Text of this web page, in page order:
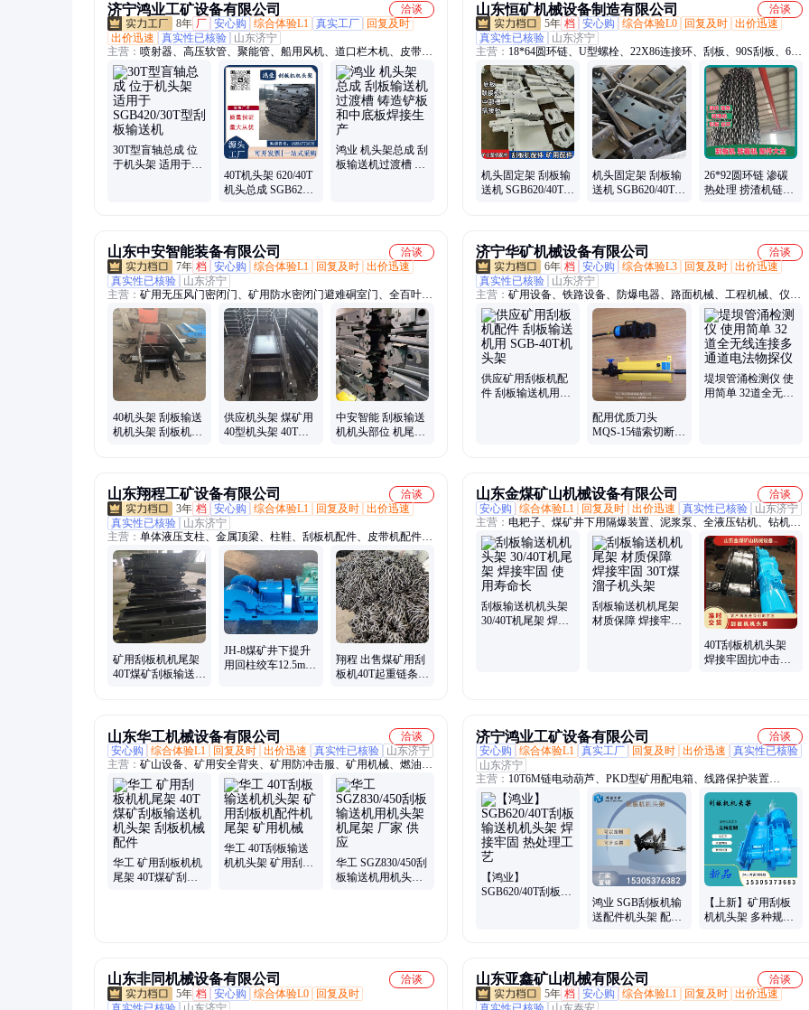
济宁鸿业工矿设备有限公司
洽谈
8年 厂 安心购 综合体验L1 真实工厂
回复及时
出价迅速
真实性已核验
山东济宁
主营： 喷射器、高压软管、聚能管、船用风机、道口栏木机、皮带硫
化机、电动卷扬机、翻车机、拆缸机、洗靴机、裤管风机、速凝剂、
气浮搬运车、螺旋千斤顶、手拉葫芦、牵引绞索、矿用风门、树篦
子、临时支护、叉车吊、链轮组件、矿用密闭门、电动搬运坦克车、
矿车轮对、搬运气垫
30T型盲轴总成 位
于机头架 适用于
40T机头架 620/40T
机头总成 SGB620
鸿业 机头架总成 刮
板输送机过渡槽 铸
山东恒矿机械设备制造有限公司
洽谈
5年 档 安心购 综合体验L0 回复及时 出价迅速
真实性已核验
山东济宁
主营： 18*64圆环链、U型螺栓、22X86连接环、刮板、90S刮板、630
刮板、牛角刮板、钻注一体机、YGZ90凿岩机、哑铃销、E型螺栓、
销轨、40T链条、圆钻杆、刻槽钻杆、钻头、截齿、齿座、齿套、矿
用横梁、锯齿环、液压油缸、麻花钻杆、链轮组件、中部槽
机头固定架 刮板输
送机 SGB620/40T配
机头固定架 刮板输
送机 SGB620/40T配
26*92圆环链 渗碳
热处理 捞渣机链条
山东中安智能装备有限公司
洽谈
7年 档 安心购 综合体验L1 回复及时 出价迅速
真实性已核验
山东济宁
主营： 矿用无压风门密闭门、矿用防水密闭门避难硐室门、全百叶窗
无压风门、拆缸机油缸拆装机、雾炮机、单体液压支柱拆柱机、电动
卷扬机、机载临时支护装置、掘进机临时支护、拆缸机、气相色谱
仪、全自动顶空进样器、镀锌电缆挂钩、矿用防火栅栏门、钻孔应力
计、T 型钢带W钢带、矿用卡绳器、内燃双头螺栓扳手、电液推杆、
斜井防跑车装置、矿用平板车、氢气发生器、阀柱实验台、燃气分析
仪、空气发生器
40机头架 刮板输送
机机头架 刮板机机
供应机头架 煤矿用
40型机头架 40T刮
中安智能 刮板输送
机机头部位 机尾架
济宁华矿机械设备有限公司
洽谈
6年 档 安心购 综合体验L3 回复及时 出价迅速
真实性已核验
山东济宁
主营： 矿用设备、铁路设备、防爆电器、路面机械、工程机械、仪器
仪表
供应矿用刮板机配
件 刮板输送机用
配用优质刀头
MQS-15锚索切断器
堤坝管涌检测仪 使
用简单 32道全无线
山东翔程工矿设备有限公司
洽谈
3年 档 安心购 综合体验L1 回复及时 出价迅速
真实性已核验
山东济宁
主营： 单体液压支柱、金属顶梁、柱鞋、刮板机配件、皮带机配件、
风门
矿用刮板机机尾架
40T煤矿刮板输送机
JH-8煤矿井下提升
用回柱绞车12.5mm
翔程 出售煤矿用刮
板机40T起重链条淬
山东金煤矿山机械设备有限公司
洽谈
安心购
综合体验L1 回复及时 出价迅速 真实性已核验
山东济宁
主营： 电耙子、煤矿井下用隔爆装置、泥浆泵、全液压钻机、钻机配
件、风机、密闭门、高倍数泡沫灭火装置、洒水降尘装置、阻化泵、
阻燃调节风窗、检力器、流量计、氧气呼吸器、乳化液泵、矿用电
缆、破拆工具、矿用电池、旧枕木、风筒、氧气充填泵、避难硐室、
无压风门、氢氧化钙检验仪器、多参数检测仪
刮板输送机机头架
30/40T机尾架 焊接
刮板输送机机尾架
材质保障 焊接牢固
40T刮板机机头架
焊接牢固抗冲击性
山东华工机械设备有限公司
洽谈
安心购
综合体验L1 回复及时 出价迅速 真实性已核验
山东济宁
主营： 矿山设备、矿用安全背夹、矿用防冲击服、矿用机械、燃油暖
风机、工业暖风机、氢氧化钙分析化验设备、矿用锚索恒阻器
华工 矿用刮板机机
尾架 40T煤矿刮板
华工 40T刮板输送
机机头架 矿用刮板
华工 SGZ830/450刮
板输送机用机头架
济宁鸿业工矿设备有限公司
洽谈
安心购
综合体验L1 真实工厂 回复及时 出价迅速
真实性已核验
山东济宁
主营： 10T6M链电动葫芦、PKD型矿用配电箱、线路保护装置
PCS-、双通道无动力洗靴机、防爆对讲机、摆线针轮减速机、全自动
煤粉取样器、矿用电缆、真空断路器、矿车轮对、柴油三轮车、煤气
排水器、水力喷射器、行走轮组件、除铁器、滑轮组、凿井绞车、塑
料溜槽、照明综合保护装置
【鸿业】
SGB620/40T刮板输
鸿业 SGB刮板机输
送配件机头架 配件
【上新】矿用刮板
机机头架 多种规格
山东非同机械设备有限公司
洽谈
5年 档 安心购 综合体验L0
回复及时
山东亚鑫矿山机械有限公司
洽谈
5年 档 安心购 综合体验L1 回复及时 出价迅速